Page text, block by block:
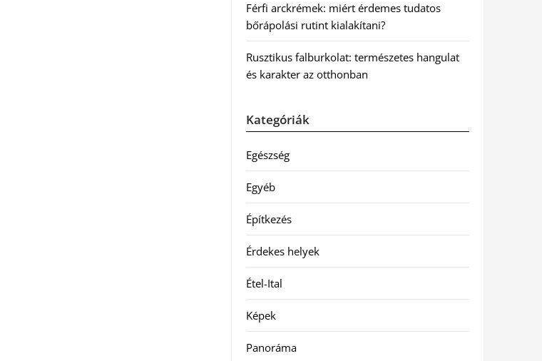
Férfi arckrémek: miért érdemes tudatos
bőrápolási rutint kialakítani?
Rusztikus falburkolat: természetes hangulat
és karakter az otthonban
Kategóriák
Egészség
Egyéb
Építkezés
Érdekes helyek
Étel-Ital
Képek
Panoráma